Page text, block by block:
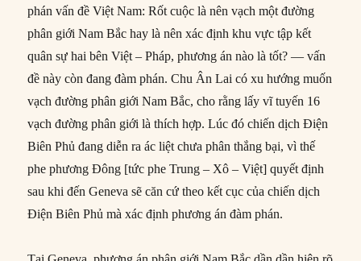
phán vấn đề Việt Nam: Rốt cuộc là nên vạch một đường
phân giới Nam Bắc hay là nên xác định khu vực tập kết
quân sự hai bên Việt – Pháp, phương án nào là tốt? — vấn
đề này còn đang đàm phán. Chu Ân Lai có xu hướng muốn
vạch đường phân giới Nam Bắc, cho rằng lấy vĩ tuyến 16
vạch đường phân giới là thích hợp. Lúc đó chiến dịch Điện
Biên Phủ đang diễn ra ác liệt chưa phân thắng bại, vì thế
phe phương Đông [tức phe Trung – Xô – Việt] quyết định
sau khi đến Geneva sẽ căn cứ theo kết cục của chiến dịch
Điện Biên Phủ mà xác định phương án đàm phán.